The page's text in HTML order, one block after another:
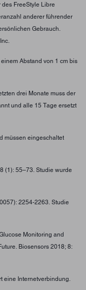
FreeStyle Libre
anderer führender
Gebrauch.
Abstand von 1 cm bis
drei Monate muss der
und alle 15 Tage ersetzt
müssen eingeschaltet
(1): 55–73. Studie wurde
2254-2263. Studie
Monitoring and
Biosensors 2018; 8:
eine Internetverbindung.